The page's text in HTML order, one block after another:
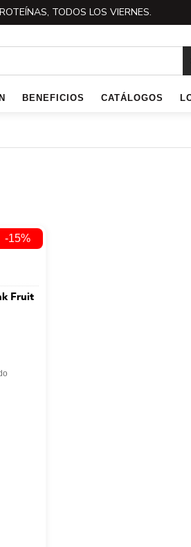
TODOS LOS VIERNES.
BENEFICIOS CATÁLOGOS
Fruit
-15%